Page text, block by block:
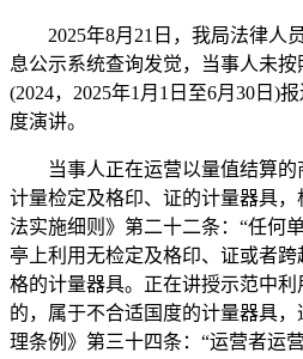
2025年8月21日，我局法律人
息公示系统查询发觉，当事人未按
(2024，2025年1月1日至6月30日)
度演讲。
当事人正在运营以量值结算的
计量检定及格印、证的计量器具
法实施细则》第二十二条：“任何
亭上利用无检定及格印、证或者
格的计量器具。正在讲授示范中
的，属于不合适国度的计量器具
理条例》第三十四条：“运营者运